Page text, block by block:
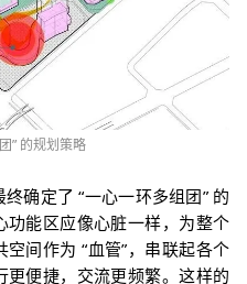
” 的规划策略
确定了 “一心一环多组团” 的
功能区应像心脏一样，为整个
间作为 “血管”，串联起各个
便捷，交流更频繁。这样的